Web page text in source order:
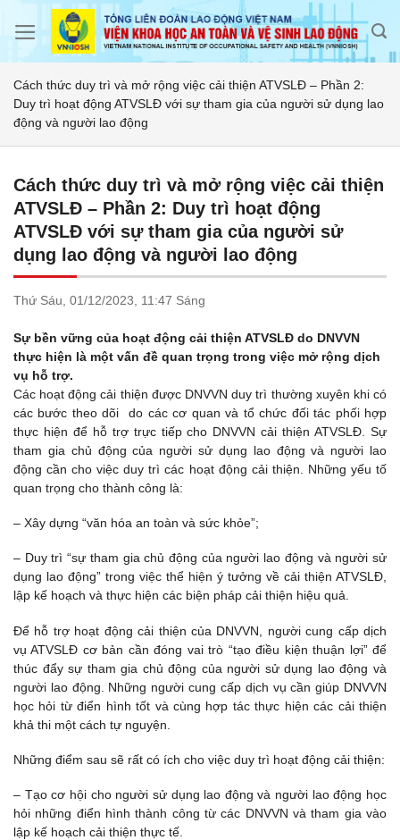
Cách thức duy trì và mở rộng việc cải thiện ATVSLĐ – Phần 2:
Duy trì hoạt động ATVSLĐ với sự tham gia của người sử dụng lao
động và người lao động
Cách thức duy trì và mở rộng việc cải thiện
ATVSLĐ – Phần 2: Duy trì hoạt động
ATVSLĐ với sự tham gia của người sử
dụng lao động và người lao động
Thứ Sáu, 01/12/2023, 11:47 Sáng
Sự bền vững của hoạt động cải thiện ATVSLĐ do DNVVN
thực hiện là một vấn đề quan trọng trong việc mở rộng dịch
vụ hỗ trợ.
Các hoạt động cải thiện được DNVVN duy trì thường xuyên khi có
các bước theo dõi do các cơ quan và tổ chức đối tác phối hợp
thực hiện để hỗ trợ trực tiếp cho DNVVN cải thiện ATVSLĐ. Sự
tham gia chủ động của người sử dụng lao động và người lao
động cần cho việc duy trì các hoạt động cải thiện. Những yếu tố
quan trọng cho thành công là:
– Xây dựng “văn hóa an toàn và sức khỏe”;
– Duy trì “sự tham gia chủ động của người lao động và người sử
dụng lao động” trong việc thể hiện ý tưởng về cải thiện ATVSLĐ,
lập kế hoạch và thực hiện các biện pháp cải thiện hiệu quả.
Để hỗ trợ hoạt động cải thiện của DNVVN, người cung cấp dịch
vụ ATVSLĐ cơ bản cần đóng vai trò “tạo điều kiện thuận lợi” để
thúc đẩy sự tham gia chủ động của người sử dụng lao động và
người lao động. Những người cung cấp dịch vụ cần giúp DNVVN
học hỏi từ điển hình tốt và cùng hợp tác thực hiện các cải thiện
khả thi một cách tự nguyện.
Những điểm sau sẽ rất có ích cho việc duy trì hoạt động cải thiện:
– Tạo cơ hội cho người sử dụng lao động và người lao động học
hỏi những điển hình thành công từ các DNVVN và tham gia vào
lập kế hoạch cải thiện thực tế.